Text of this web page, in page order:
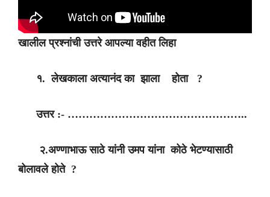
खालील प्रश्नांची उत्तरे आपल्या वहीत लिहा
१. लेखकाला अत्यानंद का झाला होता ?
उत्तर :- …………………………………………..
२.अण्णाभाऊ साठे यांनी उमप यांना कोठे भेटण्यासाठी
बोलावले होते ?